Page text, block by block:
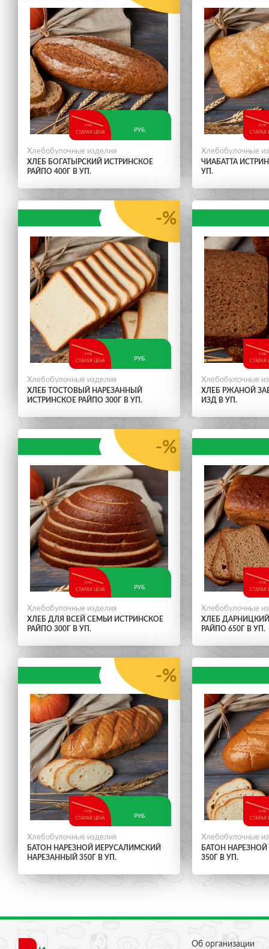
РУБ.
СТАРАЯ ЦЕНА РУБ.
Хлебобулочные изделия
ХЛЕБ БОГАТЫРСКИЙ ИСТРИНСКОЕ
РАЙПО 400Г В УП.
РУБ.
СТАРАЯ
Хлебобулочные
ЧИАБАТТА
УП.
-%
РУБ.
СТАРАЯ ЦЕНА РУБ.
Хлебобулочные изделия
ХЛЕБ ТОСТОВЫЙ НАРЕЗАННЫЙ
ИСТРИНСКОЕ РАЙПО 300Г В УП.
РУБ.
СТАРАЯ
Хлебобулочные
ХЛЕБ РЖАНОЙ
ИЗД В УП.
-%
РУБ.
СТАРАЯ ЦЕНА РУБ.
Хлебобулочные изделия
ХЛЕБ ДЛЯ ВСЕЙ СЕМЬИ ИСТРИНСКОЕ
РАЙПО 300Г В УП.
РУБ.
СТАРАЯ
Хлебобулочные
ХЛЕБ
РАЙПО 650Г В УП.
-%
РУБ.
СТАРАЯ ЦЕНА РУБ.
Хлебобулочные изделия
БАТОН НАРЕЗНОЙ ИЕРУСАЛИМСКИЙ
НАРЕЗАННЫЙ 350Г В УП.
РУБ.
СТАРАЯ
Хлебобулочные
БАТОН
350Г В УП.
Об организации